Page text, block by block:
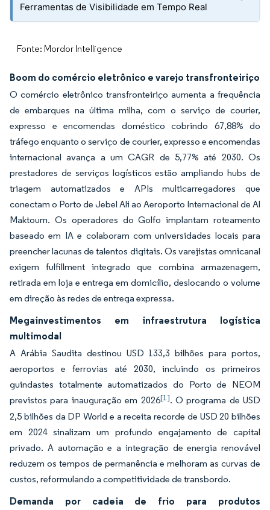
Ferramentas de Visibilidade em Tempo Real
Fonte: Mordor Intelligence
Boom do comércio eletrônico e varejo transfronteiriço
O comércio eletrônico transfronteiriço aumenta a frequência
de embarques na última milha, com o serviço de courier,
expresso e encomendas doméstico cobrindo 67,88% do
tráfego enquanto o serviço de courier, expresso e encomendas
internacional avança a um CAGR de 5,77% até 2030. Os
prestadores de serviços logísticos estão ampliando hubs de
triagem automatizados e APIs multicarregadores que
conectam o Porto de Jebel Ali ao Aeroporto Internacional de Al
Maktoum. Os operadores do Golfo implantam roteamento
baseado em IA e colaboram com universidades locais para
preencher lacunas de talentos digitais. Os varejistas omnicanal
exigem fulfillment integrado que combina armazenagem,
retirada em loja e entrega em domicílio, deslocando o volume
em direção às redes de entrega expressa.
Megainvestimentos em infraestrutura logística
multimodal
A Arábia Saudita destinou USD 133,3 bilhões para portos,
aeroportos e ferrovias até 2030, incluindo os primeiros
guindastes totalmente automatizados do Porto de NEOM
previstos para inauguração em 2026[1]. O programa de USD
2,5 bilhões da DP World e a receita recorde de USD 20 bilhões
em 2024 sinalizam um profundo engajamento de capital
privado. A automação e a integração de energia renovável
reduzem os tempos de permanência e melhoram as curvas de
custos, reformulando a competitividade de transbordo.
Demanda por cadeia de frio para produtos